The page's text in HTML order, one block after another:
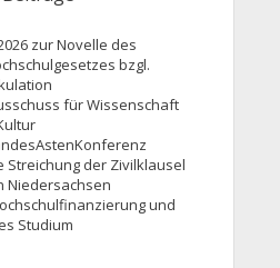
zur Novelle des
bzgl.
für Wissenschaft
der Zivilklausel
Niedersachsen
und
Studium